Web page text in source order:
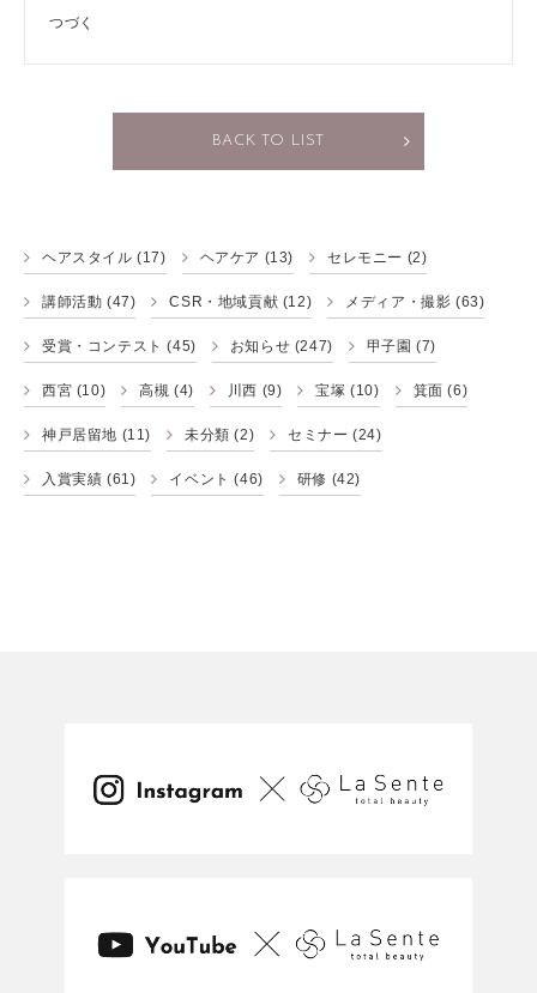
つづく
BACK TO LIST
ヘアスタイル (17) ヘアケア (13) セレモニー (2)
講師活動 (47) CSR・地域貢献 (12) メディア・撮影 (63)
受賞・コンテスト (45) お知らせ (247) 甲子園 (7)
西宮 (10) 高槻 (4) 川西 (9) 宝塚 (10) 箕面 (6)
神戸居留地 (11) 未分類 (2) セミナー (24)
入賞実績 (61) イベント (46) 研修 (42)